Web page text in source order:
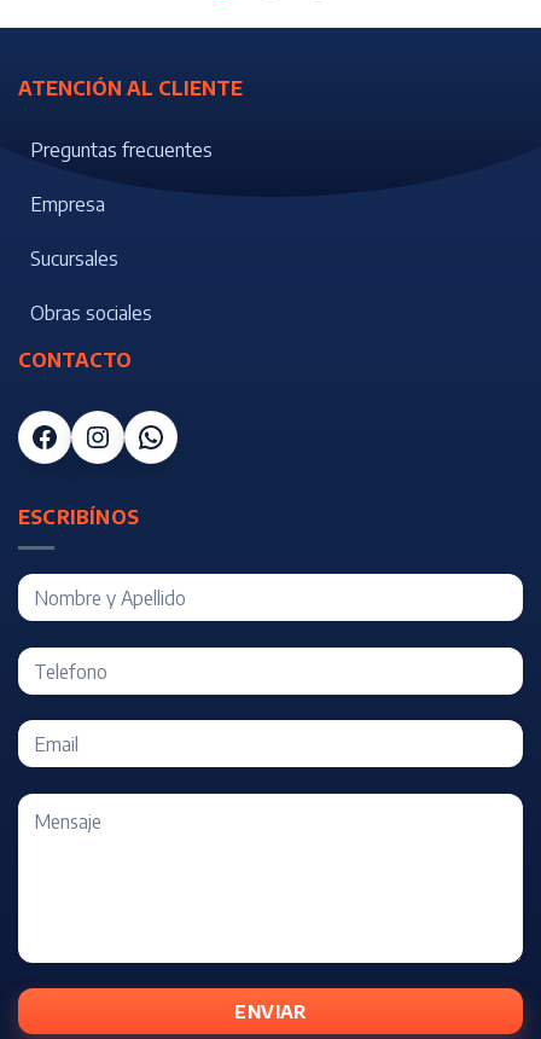
ATENCIÓN AL CLIENTE
Preguntas frecuentes
Empresa
Sucursales
Obras sociales
CONTACTO
Facebook
Instagram
WhatsApp
ESCRIBÍNOS